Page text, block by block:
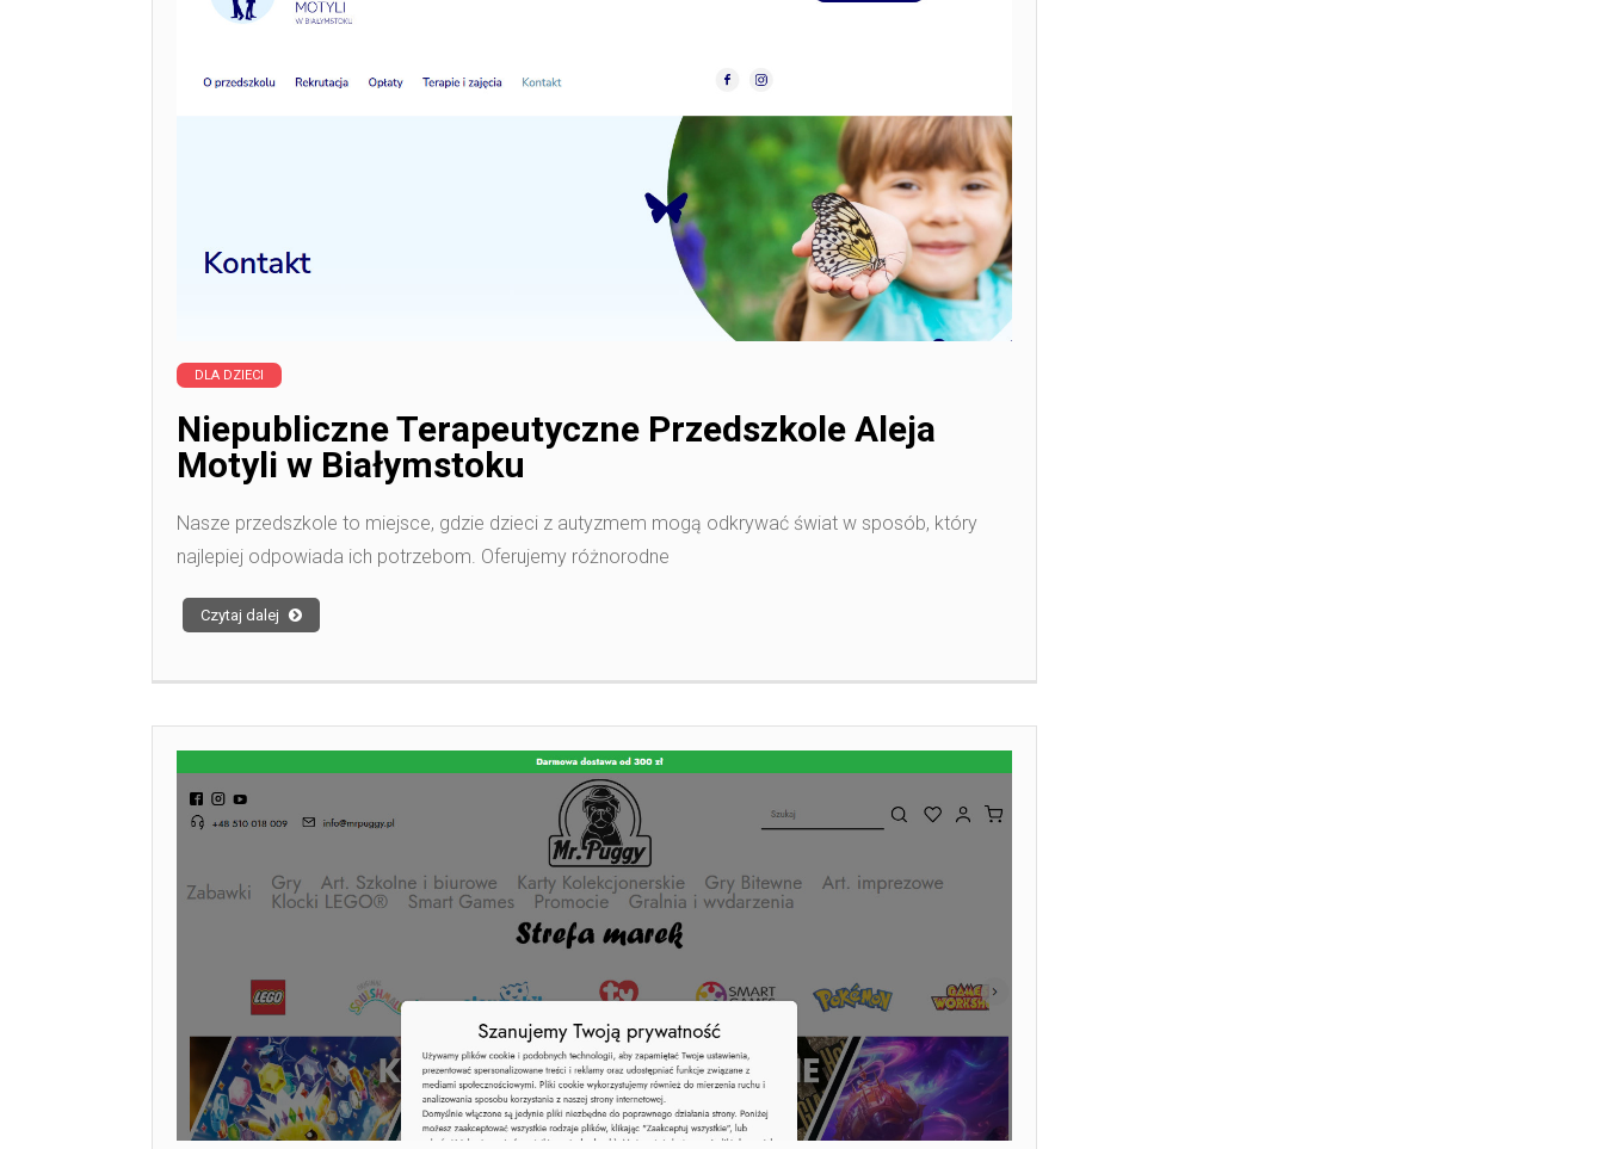
DLA DZIECI
Niepubliczne Terapeutyczne Przedszkole Aleja
Motyli w Białymstoku
Nasze przedszkole to miejsce, gdzie dzieci z autyzmem mogą odkrywać świat w sposób, który
najlepiej odpowiada ich potrzebom. Oferujemy różnorodne
Czytaj dalej